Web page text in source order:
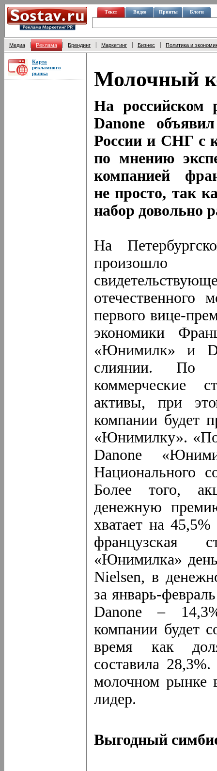
Текст Видео Принты Блоги
Медиа Реклама Брендинг Маркетинг Бизнес Политика и
Карта
рекламного
рынка
Молочный
На российском
Danone
России и СНГ с
по мнению
компанией
не просто, так
набор довольно
На
произошло
отечественного
первого вице-
экономики
«Юнимилк» и
слиянии. По
коммерческие
активы, при
компании будет
«Юнимилку». «По
Danone
Национального
Более того,
денежную
хватает на
французская
«Юнимилка»
Nielsen, в
за январь-
Danone –
компании будет
время как
составила
молочном рынке
лидер.
Выгодный